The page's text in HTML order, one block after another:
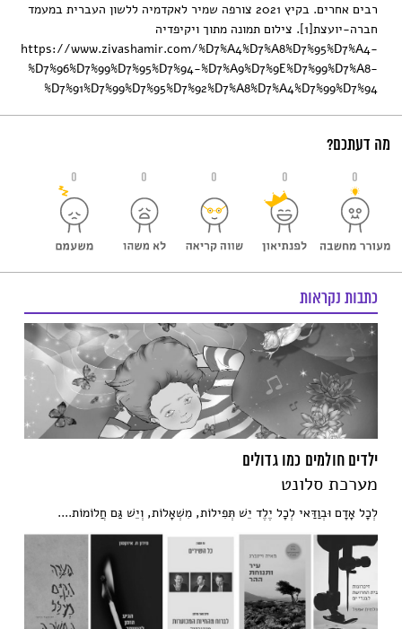
רבים אחרים. בקיץ 2021 צורפה שמיר לאקדמיה ללשון העברית במעמד
חברה-יועצת[1]. צילום תמונה מתוך ויקיפדיה
https://www.zivashamir.com/%D7%A4%D7%A8%D7%95%D7%A4-
%D7%96%D7%99%D7%95%D7%94-%D7%A9%D7%9E%D7%99%D7%A8-
%D7%91%D7%99%D7%95%D7%92%D7%A8%D7%A4%D7%99%D7%94
מה דעתכם?
0 0 0 0 0
כתבות נקראות
ילדים חולמים כמו גדולים
מערכת סלונט
לְכָל אָדָם וּבְוַדַּאי לְכָל יֶלֶד יֵשׁ תְּפִילוֹת, מִשְׁאָלוֹת, וְיֵשׁ גַּם חֲלוֹמוֹת....